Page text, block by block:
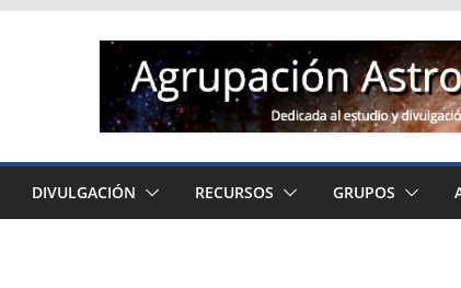
DIVULGACIÓN RECURSOS GRUPOS